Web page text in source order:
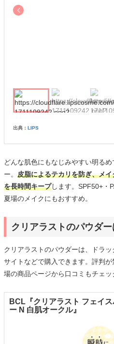
出典： LIPS
どんな肌色にもなじみやすい明る
ー。 皮脂によるテカリを防ぎ、メ
を長時間キープします。SPF50+・
夏場のメイクにもおすすめ。
クリアラストのパウダ
クリアラストのパウダーは、ドラ
サイトなどで購入できます。評判
場の商品ページから口コミもチェッ
BCL『クリアラスト フェイ
ー N 白肌オークル』